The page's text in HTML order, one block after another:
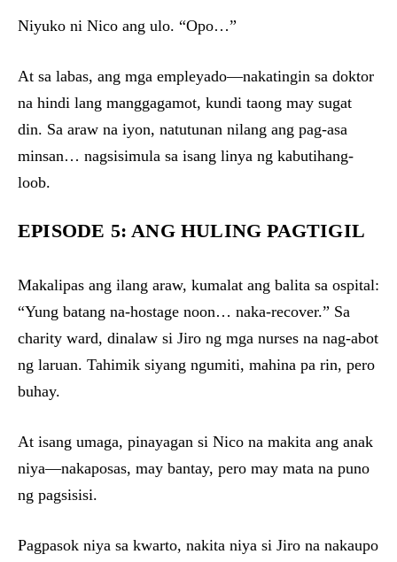
Niyuko ni Nico ang ulo. “Opo…”
At sa labas, ang mga empleyado—nakatingin sa doktor
na hindi lang manggagamot, kundi taong may sugat
din. Sa araw na iyon, natutunan nilang ang pag-asa
minsan… nagsisimula sa isang linya ng kabutihang-
loob.
EPISODE 5: ANG HULING PAGTIGIL
Makalipas ang ilang araw, kumalat ang balita sa ospital:
“Yung batang na-hostage noon… naka-recover.” Sa
charity ward, dinalaw si Jiro ng mga nurses na nag-abot
ng laruan. Tahimik siyang ngumiti, mahina pa rin, pero
buhay.
At isang umaga, pinayagan si Nico na makita ang anak
niya—nakaposas, may bantay, pero may mata na puno
ng pagsisisi.
Pagpasok niya sa kwarto, nakita niya si Jiro na nakaupo